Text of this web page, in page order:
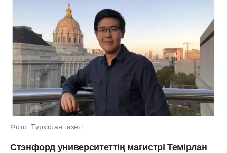
Фото: Түркістан газеті
Стэнфорд университеттің магистрі Темірлан